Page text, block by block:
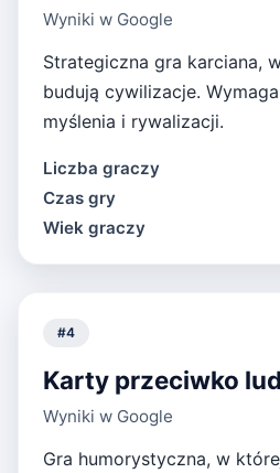
Wyniki w Google
Strategiczna gra karciana,
budują cywilizacje.
myślenia i rywalizacji.
Liczba graczy
Czas gry
Wiek graczy
#4
Karty przeciwko
Wyniki w Google
Gra humorystyczna, w